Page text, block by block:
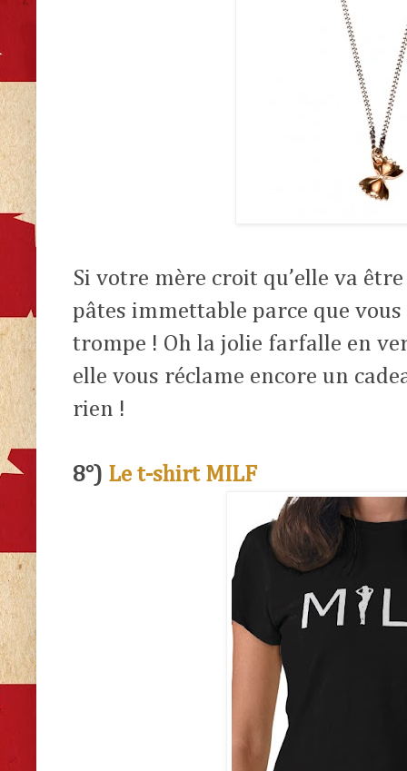
Si votre mère croit qu’elle va
pâtes immettable parce que
trompe ! Oh la jolie farfalle en
elle vous réclame encore un
rien !
8°) Le t-shirt MILF